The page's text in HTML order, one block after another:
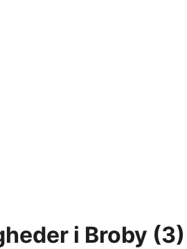
i Broby (3)